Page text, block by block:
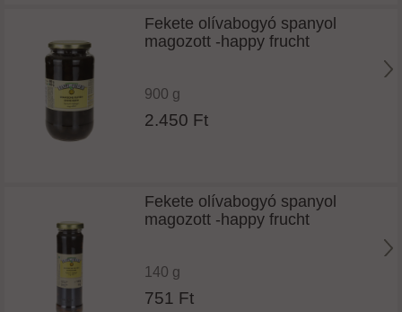
Fekete olívabogyó spanyol
magozott -happy frucht
900 g
2.450 Ft
Fekete olívabogyó spanyol
magozott -happy frucht
140 g
751 Ft